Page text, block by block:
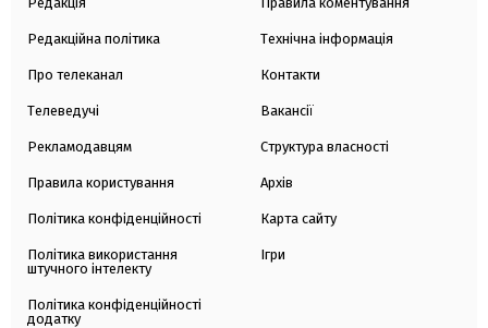
Редакційна політика
Про телеканал
Телеведучі
Рекламодавцям
Правила користування
Політика конфіденційності
Політика використання
штучного інтелекту
Політика конфіденційності
додатку
Технічна інформація
Контакти
Вакансії
Структура власності
Архів
Карта сайту
Ігри